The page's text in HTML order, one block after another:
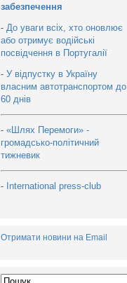
забезпечення
- До уваги всіх, хто оновлює
або отримує водійські
посвідчення в Португалії
- У відпустку в Україну
власним автотранспортом до
60 днів
- «Шлях Перемоги» -
громадсько-політичний
тижневик
- International press-club
Отримати новини на Email